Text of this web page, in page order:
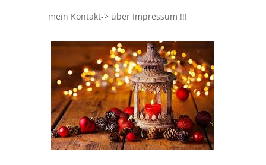
mein Kontakt-> über Impressum !!!